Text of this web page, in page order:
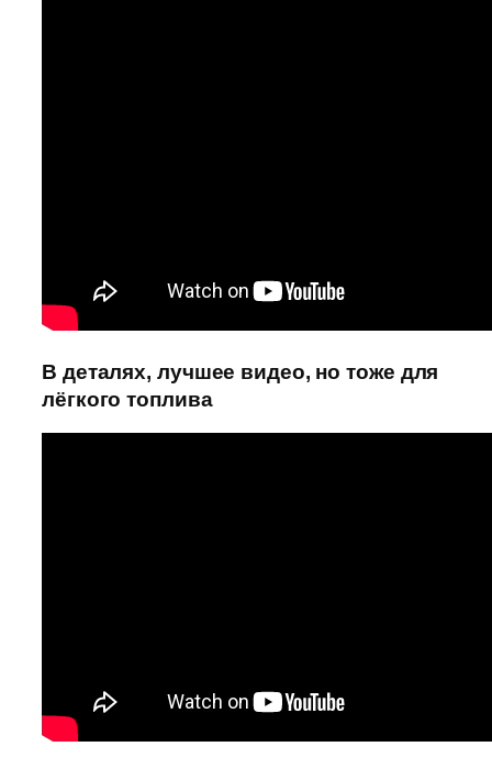
В деталях, лучшее видео, но тоже для
лёгкого топлива